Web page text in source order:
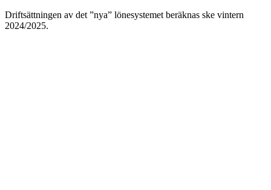
Driftsättningen av det ”nya” lönesystemet beräknas ske vintern
2024/2025.